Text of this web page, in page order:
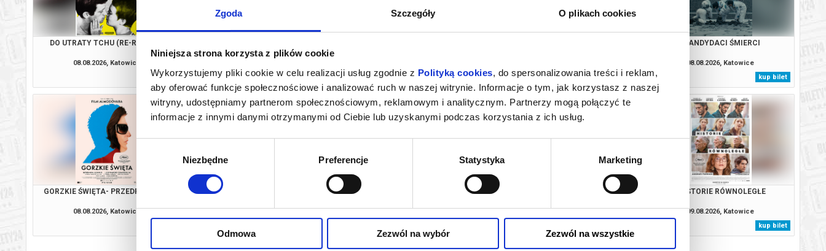
Zgoda Szczegóły O plikach cookies
Niniejsza strona korzysta z plików cookie
Wykorzystujemy pliki cookie w celu realizacji usług zgodnie z Polityką cookies, do spersonalizowania treści i reklam,
aby oferować funkcje społecznościowe i analizować ruch w naszej witrynie. Informacje o tym, jak korzystasz z naszej
witryny, udostępniamy partnerom społecznościowym, reklamowym i analitycznym. Partnerzy mogą połączyć te
informacje z innymi danymi otrzymanymi od Ciebie lub uzyskanymi podczas korzystania z ich usług.
Niezbędne Preferencje Statystyka Marketing
Odmowa Zezwól na wybór Zezwól na wszystkie
DO UTRATY TCHU (RE-RELEASE)
08.08.2026, Katowice
kup bilet
kup bilet
kup bilet
kup bilet
KANDYDACI ŚMIERCI
08.08.2026, Katowice
kup bilet
GORZKIE ŚWIĘTA- PRZEDPREMIERA
08.08.2026, Katowice
HISTORIE RÓWNOLEGŁE HISTORIE RÓWNOLEGŁE
09.08.2026, Katowice
kup bilet